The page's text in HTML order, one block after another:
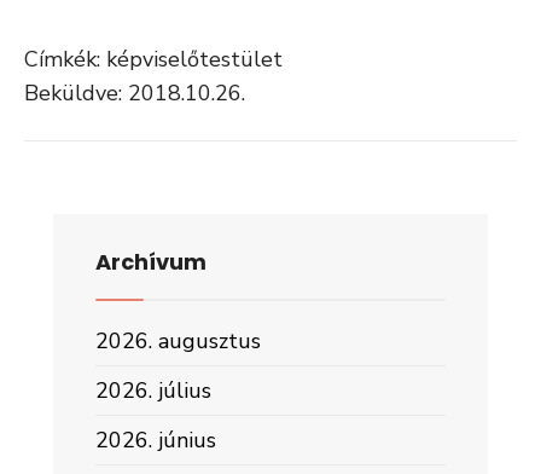
Címkék: képviselőtestület
Beküldve: 2018.10.26.
Archívum
2026. augusztus
2026. július
2026. június